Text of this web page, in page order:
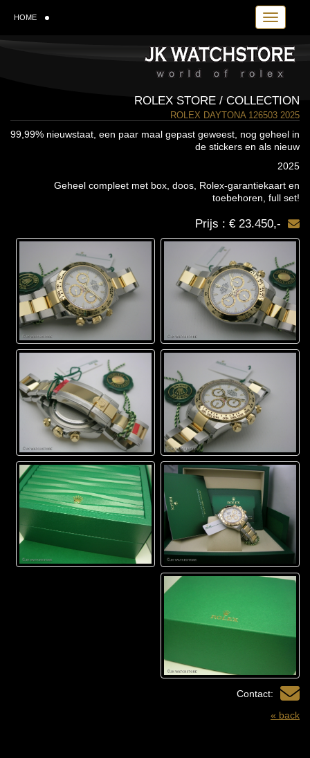
Toggle
HOME
ROLEX STORE / COLLECTION
ROLEX DAYTONA 126503 2025
99,99% nieuwstaat, een paar maal gepast geweest, nog geheel in
de stickers en als nieuw
2025
Geheel compleet met box, doos, Rolex-garantiekaart en
toebehoren, full set!
Prijs : € 23.450,-
Contact:
« back